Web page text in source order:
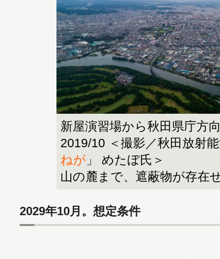
新屋演習場から秋田県庁方
2019/10 ＜撮影／秋田放射
ねが 」 めたぼ氏＞
山の麓まで、遮蔽物が存在
2029年10月。想定条件